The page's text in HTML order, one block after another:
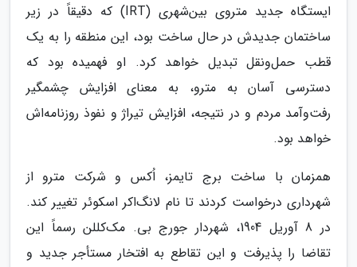
ایستگاه جدید متروی بین‌شهری (IRT) که دقیقاً در زیر
ساختمان جدیدش در حال ساخت بود، این منطقه را به یک
قطب حمل‌ونقل تبدیل خواهد کرد. او فهمیده بود که
دسترسی آسان به مترو، به معنای افزایش چشمگیر
رفت‌وآمد مردم و در نتیجه، افزایش تیراژ و نفوذ روزنامه‌اش
خواهد بود.
همزمان با ساخت برج تایمز، اُکس و شرکت مترو از
شهرداری درخواست کردند تا نام لانگ‌اکر اسکوئر تغییر کند.
در 8 آوریل 1904، شهردار جورج بی. مک‌کللن رسماً این
تقاضا را پذیرفت و این تقاطع به افتخار مستأجر جدید و